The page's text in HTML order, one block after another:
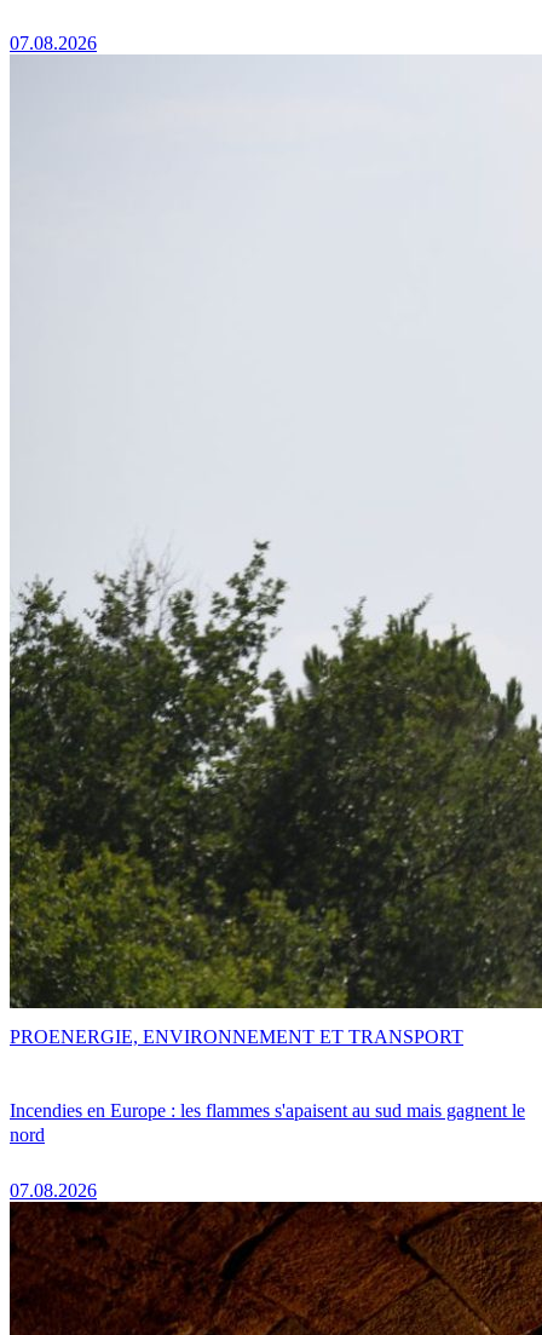
07.08.2026
Incendies en Europe : les flammes s'apaisent au sud mais gagnent le
nord
07.08.2026
PROENERGIE, ENVIRONNEMENT ET TRANSPORT